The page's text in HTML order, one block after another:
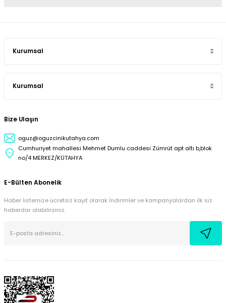
Kurumsal
Kurumsal
Bize Ulaşın
oguz@oguzcinikutahya.com
Cumhuriyet mahallesi Mehmet Dumlu caddesi Zümrüt apt altı b,blok
no/4 MERKEZ/KÜTAHYA
E-Bülten Abonelik
Haber listemize ücretsiz kayıt olarak İndirimler ve kampanyalardan ilk siz
haberdar olabilirsiniz.